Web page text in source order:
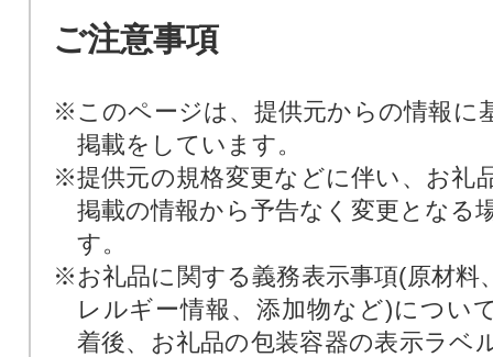
ご注意事項
※このページは、提供元からの情報に
掲載をしています。
※提供元の規格変更などに伴い、お礼
掲載の情報から予告なく変更となる
す。
※お礼品に関する義務表示事項(原材料
レルギー情報、添加物など)につい
着後、お礼品の包装容器の表示ラベ